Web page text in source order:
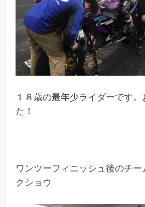
１８歳の最年少ライダーです。
た！
ワンツーフィニッシュ後のチ
クショウ